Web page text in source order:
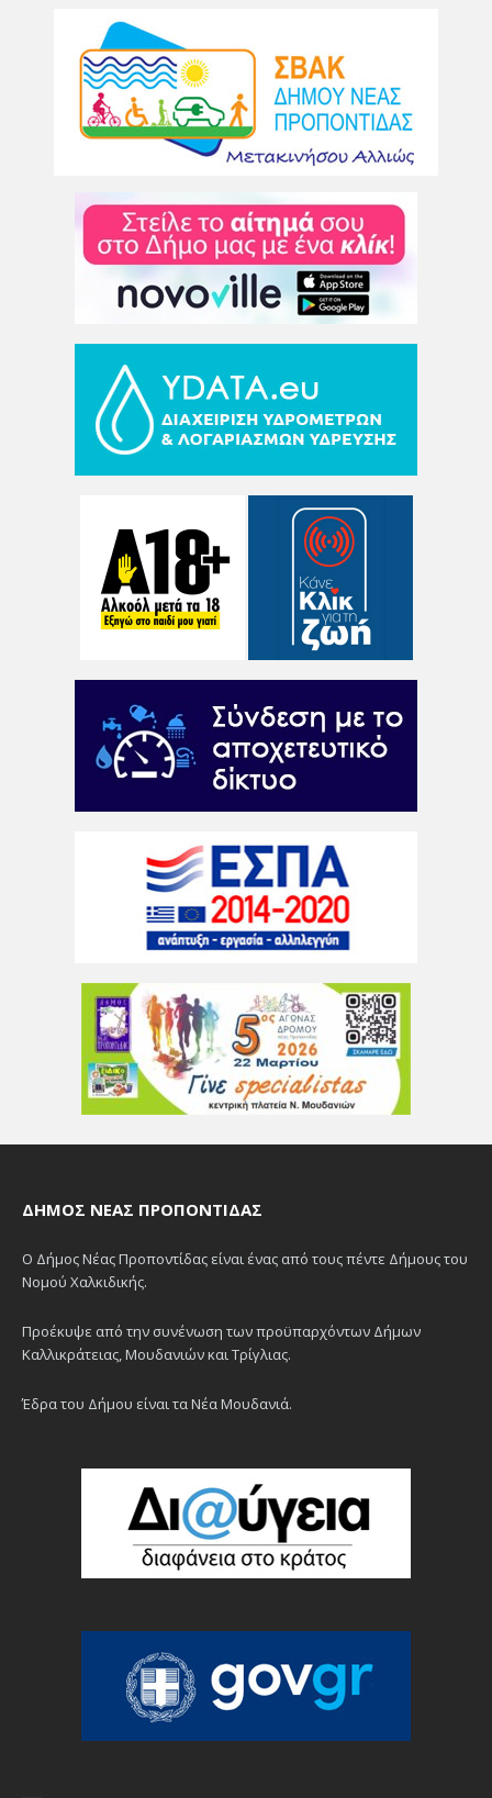
ΔΉΜΟΣ ΝΈΑΣ ΠΡΟΠΟΝΤΊΔΑΣ
Ο Δήμος Νέας Προποντίδας είναι ένας από τους πέντε Δήμους του
Νομού Χαλκιδικής.
Προέκυψε από την συνένωση των προϋπαρχόντων Δήμων
Καλλικράτειας, Μουδανιών και Τρίγλιας.
Έδρα του Δήμου είναι τα Νέα Μουδανιά.